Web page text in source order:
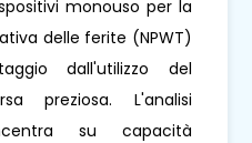
monouso per la
delle ferite (NPWT)
dall'utilizzo del
preziosa. L'analisi
su capacità